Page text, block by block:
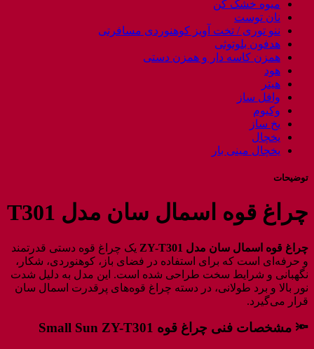
میوه خشک کن
نان توست
ننو توری / تخت آویز کوهنوردی مسافرتی
هدفون بلوتوثی
همزن کاسه دار و همزن دستی
هود
هیتر
وافل ساز
وکیوم
یخ ساز
یخچال
یخچال مینی بار
توضیحات
چراغ قوه اسمال سان مدل T301
چراغ قوه اسمال سان مدل ZY-T301
یک چراغ قوه دستی قدرتمند
و حرفه‌ای است که برای استفاده در فضای باز، کوهنوردی، شکار،
نگهبانی و شرایط سخت طراحی شده است. این مدل به دلیل شدت
نور بالا و برد طولانی، در دسته چراغ قوه‌های پرقدرت اسمال سان
قرار می‌گیرد.
🔦 مشخصات فنی چراغ قوه Small Sun ZY-T301